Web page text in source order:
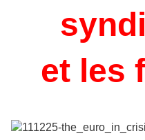
et les